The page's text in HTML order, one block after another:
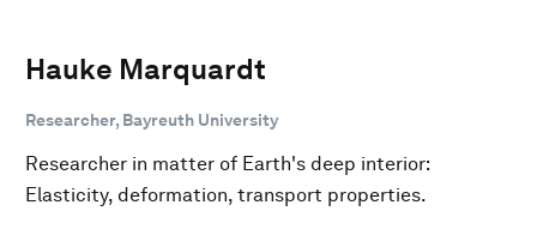
Hauke Marquardt
Researcher, Bayreuth University
Researcher in matter of Earth's deep interior:
Elasticity, deformation, transport properties.